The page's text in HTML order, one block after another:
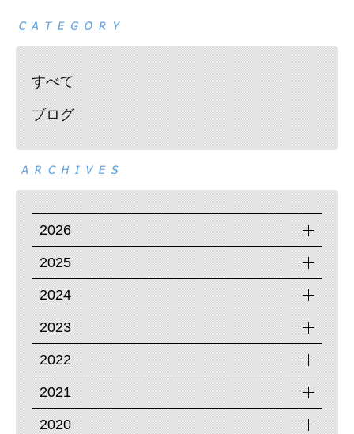
すべて
ブログ
2026
2025
2024
2023
2022
2021
2020